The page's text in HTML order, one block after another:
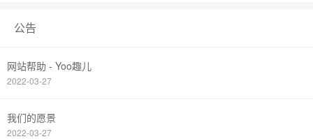
公告
网站帮助 - Yoo趣儿
2022-03-27
我们的愿景
2022-03-27